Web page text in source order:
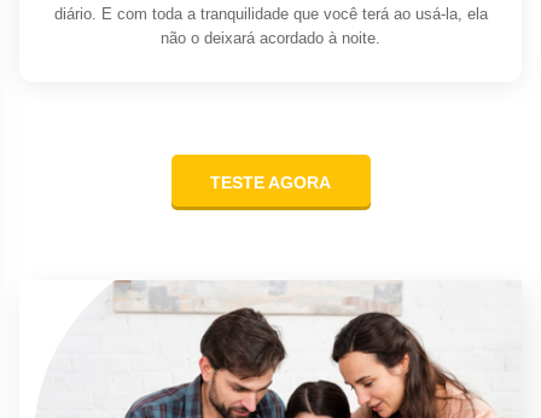
diário. E com toda a tranquilidade que você terá ao usá-la, ela
não o deixará acordado à noite.
TESTE AGORA